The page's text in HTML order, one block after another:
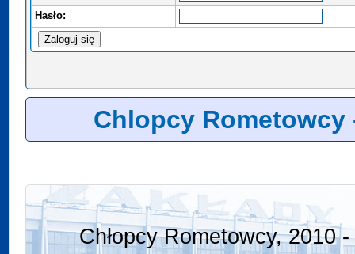
Hasło:
Chlopcy Rometowcy
Chłopcy Rometowcy, 2010